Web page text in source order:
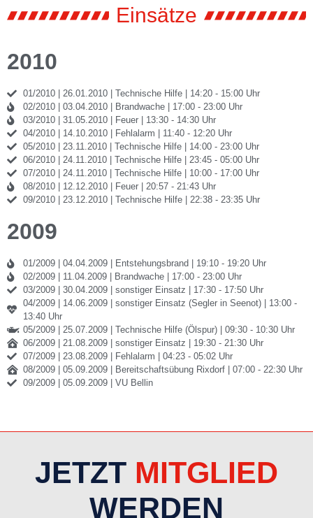
Einsätze
2010
01/2010 | 26.01.2010 | Technische Hilfe | 14:20 - 15:00 Uhr
02/2010 | 03.04.2010 | Brandwache | 17:00 - 23:00 Uhr
03/2010 | 31.05.2010 | Feuer | 13:30 - 14:30 Uhr
04/2010 | 14.10.2010 | Fehlalarm | 11:40 - 12:20 Uhr
05/2010 | 23.11.2010 | Technische Hilfe | 14:00 - 23:00 Uhr
06/2010 | 24.11.2010 | Technische Hilfe | 23:45 - 05:00 Uhr
07/2010 | 24.11.2010 | Technische Hilfe | 10:00 - 17:00 Uhr
08/2010 | 12.12.2010 | Feuer | 20:57 - 21:43 Uhr
09/2010 | 23.12.2010 | Technische Hilfe | 22:38 - 23:35 Uhr
2009
01/2009 | 04.04.2009 | Entstehungsbrand | 19:10 - 19:20 Uhr
02/2009 | 11.04.2009 | Brandwache | 17:00 - 23:00 Uhr
03/2009 | 30.04.2009 | sonstiger Einsatz | 17:30 -17:50 Uhr
04/2009 | 14.06.2009 | sonstiger Einsatz (Segler in Seenot) | 13:00 -
13:40 Uhr
05/2009 | 25.07.2009 | Technische Hilfe (Ölspur) | 09:30 -10:30 Uhr
06/2009 | 21.08.2009 | sonstiger Einsatz | 19:30 - 21:30 Uhr
07/2009 | 23.08.2009 | Fehlalarm | 04:23 - 05:02 Uhr
08/2009 | 05.09.2009 | Bereitschaftsübung Rixdorf | 07:00 - 22:30 Uhr
09/2009 | 05.09.2009 | VU Bellin
JETZT MITGLIED
WERDEN